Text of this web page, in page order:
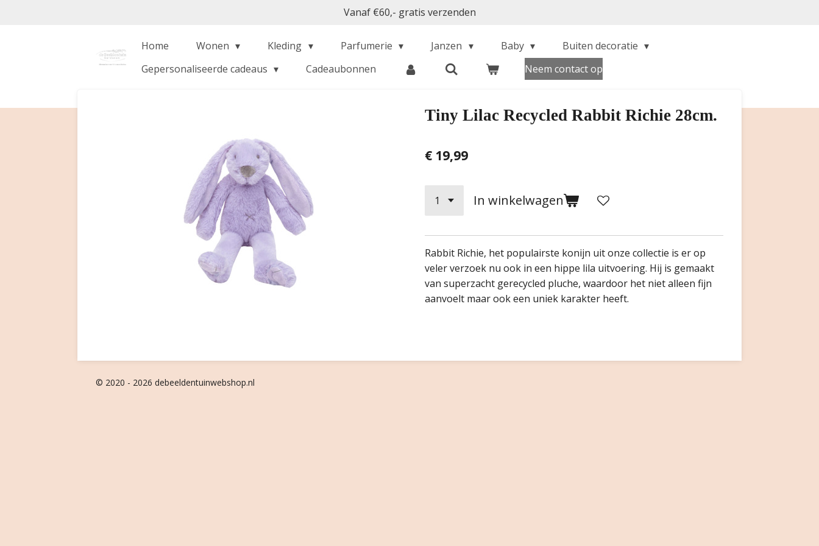
Vanaf €60,- gratis verzenden
Home Wonen Kleding Parfumerie Janzen Baby
Buiten decoratie
Gepersonaliseerde cadeaus
Cadeaubonnen Neem contact op
Tiny Lilac Recycled Rabbit Richie 28cm.
€ 19,99
In winkelwagen
Rabbit Richie, het populairste konijn uit onze collectie is er op
veler verzoek nu ook in een hippe lila uitvoering. Hij is gemaakt
van superzacht gerecycled pluche, waardoor het niet alleen fijn
aanvoelt maar ook een uniek karakter heeft.
© 2020 - 2026 debeeldentuinwebshop.nl